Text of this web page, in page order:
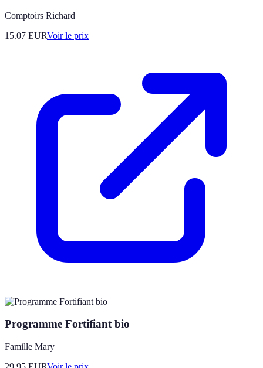
Comptoirs Richard
15.07 EURVoir le prix
Programme Fortifiant bio
Famille Mary